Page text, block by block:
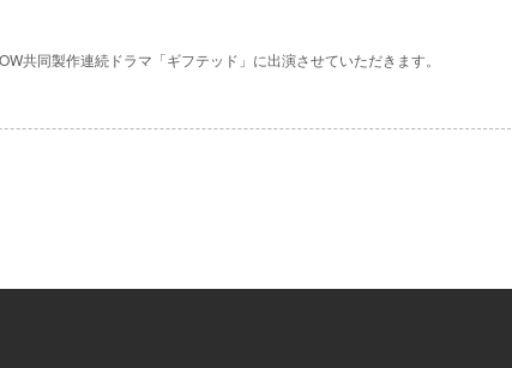
共同製作連続ドラマ「ギフテッド」に出演させていただきます。